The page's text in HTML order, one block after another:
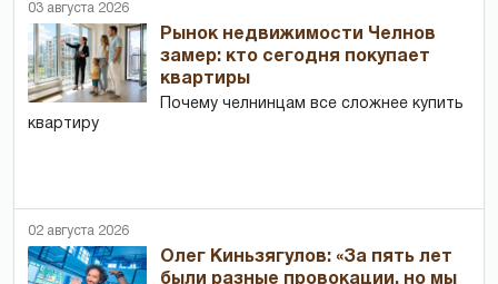
03 августа 2026
Рынок недвижимости Челнов
замер: кто сегодня покупает
квартиры
Почему челнинцам все сложнее купить
квартиру
02 августа 2026
Олег Киньзягулов: «За пять лет
были разные провокации, но мы